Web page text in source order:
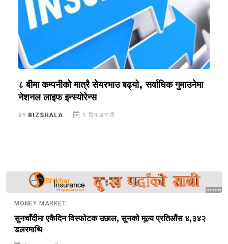
८ बीमा कम्पनीको मात्रै सेयरभाउ बढ्यो, सर्वाधिक गुमाउनेमा
नेशनल लाइफ इन्स्योरेन्स
BY BIZSHALA 1 दिन अगाडी
Sponsored
MONEY MARKET
सुनचाँदीमा एकैदिन विस्फोटक उछाल, सुनको मूल्य प्रतिऔंस ४,३४२
डलरमाथि